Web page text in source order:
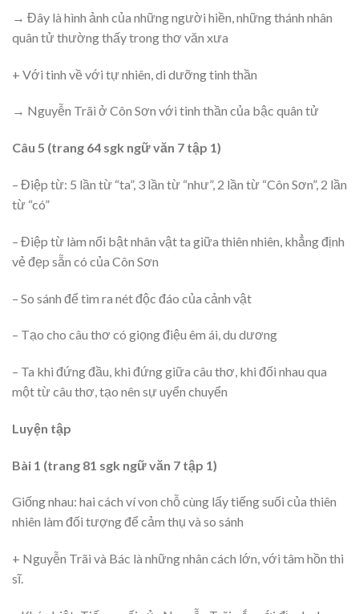
→ Đây là hình ảnh của những người hiền, những thánh nhân
quân tử thường thấy trong thơ văn xưa
+ Với tinh về với tự nhiên, di dưỡng tinh thần
→ Nguyễn Trãi ở Côn Sơn với tinh thần của bậc quân tử
Câu 5 (trang 64 sgk ngữ văn 7 tập 1)
– Điệp từ: 5 lần từ “ta”, 3 lần từ “như”, 2 lần từ “Côn Sơn”, 2 lần
từ “có”
– Điệp từ làm nổi bật nhân vật ta giữa thiên nhiên, khẳng định
vẻ đẹp sẵn có của Côn Sơn
– So sánh để tìm ra nét độc đáo của cảnh vật
– Tạo cho câu thơ có giọng điệu êm ái, du dương
– Ta khi đứng đầu, khi đứng giữa câu thơ, khi đối nhau qua
một từ câu thơ, tạo nên sự uyển chuyển
Luyện tập
Bài 1 (trang 81 sgk ngữ văn 7 tập 1)
Giống nhau: hai cách ví von chỗ cùng lấy tiếng suối của thiên
nhiên làm đối tượng để cảm thụ và so sánh
+ Nguyễn Trãi và Bác là những nhân cách lớn, với tâm hồn thi
sĩ.